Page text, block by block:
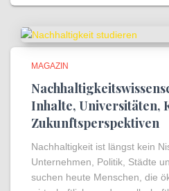
MAGAZIN
Inhalte, Universitäten,
Zukunftsperspektiven
Nachhaltigkeit ist längst kein
Unternehmen, Politik, Städte
suchen heute Menschen, die